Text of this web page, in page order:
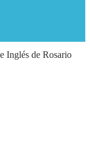
Inglés de Rosario